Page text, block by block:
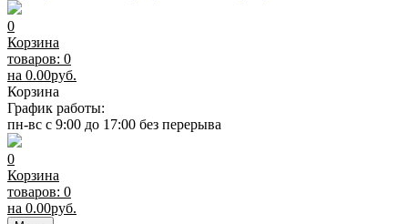
0
Корзина
товаров: 0
на 0.00руб.
Корзина
График работы:
пн-вс с 9:00 до 17:00 без перерыва
0
Корзина
товаров: 0
на 0.00руб.